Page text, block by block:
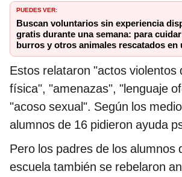
PUEDES VER:
Buscan voluntarios sin experiencia
gratis durante una semana: para
burros y otros animales rescatados en
2 horas
Estos relataron "actos violentos
física", "amenazas", "lenguaje
"acoso sexual". Según los
alumnos de 16 pidieron ayuda
Pero los padres de los alumnos
escuela también se rebelaron